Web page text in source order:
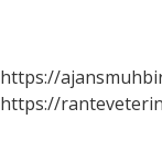
https://
https://